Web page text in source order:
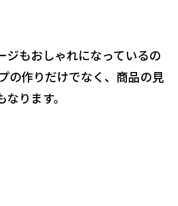
ジもおしゃれになっているの
の作りだけでなく、商品の見
ります。